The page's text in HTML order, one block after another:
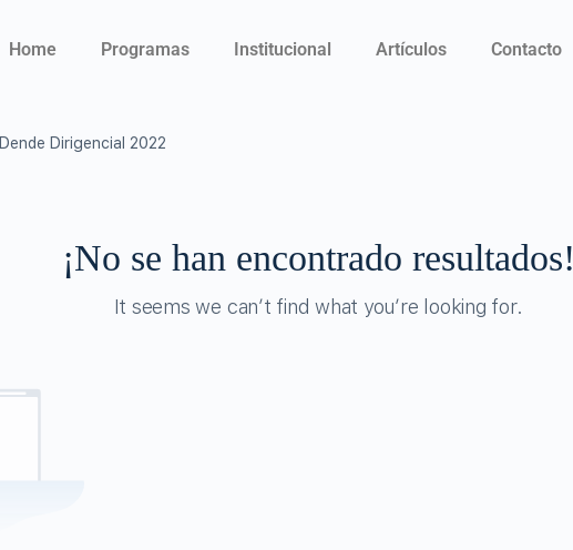
Home Programas Institucional Artículos Contacto
Dende Dirigencial 2022
¡No se han encontrado resultados!
It seems we can’t find what you’re looking for.